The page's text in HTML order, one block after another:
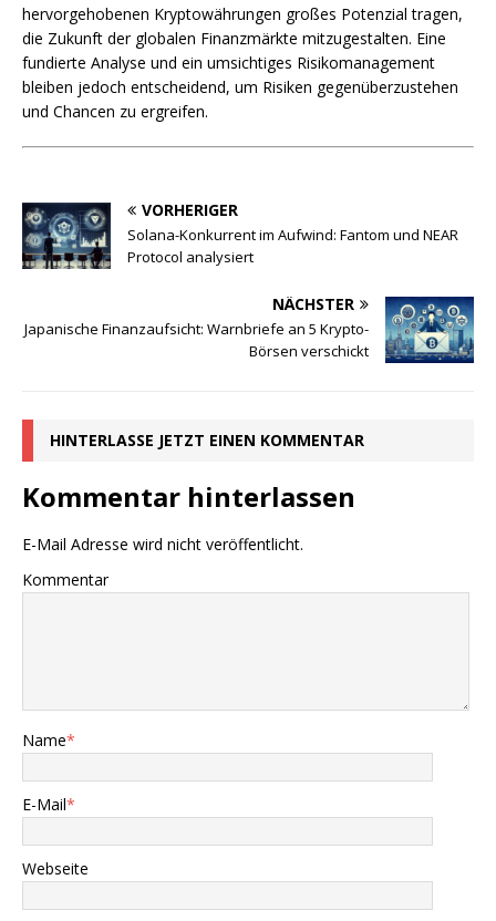
hervorgehobenen Kryptowährungen großes Potenzial tragen,
die Zukunft der globalen Finanzmärkte mitzugestalten. Eine
fundierte Analyse und ein umsichtiges Risikomanagement
bleiben jedoch entscheidend, um Risiken gegenüberzustehen
und Chancen zu ergreifen.
VORHERIGER
Solana-Konkurrent im Aufwind: Fantom und NEAR
Protocol analysiert
NÄCHSTER
Japanische Finanzaufsicht: Warnbriefe an 5 Krypto-
Börsen verschickt
HINTERLASSE JETZT EINEN KOMMENTAR
Kommentar hinterlassen
E-Mail Adresse wird nicht veröffentlicht.
Kommentar
Name*
E-Mail*
Webseite